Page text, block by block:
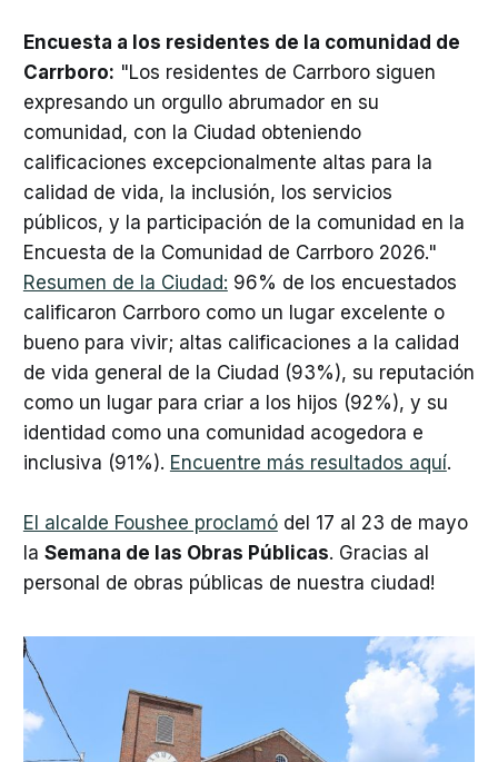
Encuesta a los residentes de la comunidad de
Carrboro: "Los residentes de Carrboro siguen
expresando un orgullo abrumador en su
comunidad, con la Ciudad obteniendo
calificaciones excepcionalmente altas para la
calidad de vida, la inclusión, los servicios
públicos, y la participación de la comunidad en la
Encuesta de la Comunidad de Carrboro 2026."
Resumen de la Ciudad: 96% de los encuestados
calificaron Carrboro como un lugar excelente o
bueno para vivir; altas calificaciones a la calidad
de vida general de la Ciudad (93%), su reputación
como un lugar para criar a los hijos (92%), y su
identidad como una comunidad acogedora e
inclusiva (91%). Encuentre más resultados aquí.
El alcalde Foushee proclamódel 17 al 23 de mayo
la Semana de las Obras Públicas. Gracias al
personal de obras públicas de nuestra ciudad!